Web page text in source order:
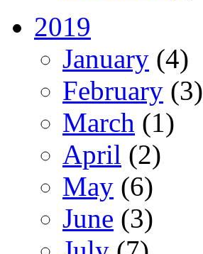
2019
January (4)
February (3)
March (1)
April (2)
May (6)
June (3)